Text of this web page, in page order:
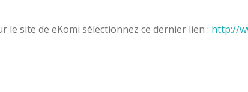
le site de eKomi sélectionnez ce dernier lien : http://